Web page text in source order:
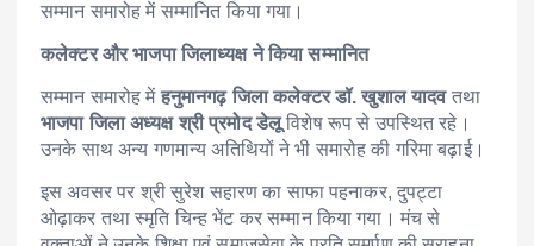
सम्मान समारोह में सम्मानित किया गया।
कलेक्टर और भाजपा जिलाध्यक्ष ने किया सम्मानित
सम्मान समारोह मेंहनुमानगढ़ जिला कलेक्टर डॉ. खुशाल यादवतथा
भाजपा जिला अध्यक्ष श्री प्रमोद डेलूविशेष रूप से उपस्थित रहे।
उनके साथ अन्य गणमान्य अतिथियों ने भी समारोह की गरिमा बढ़ाई।
इस अवसर पर श्री सुरेश सहारण का साफा पहनाकर, दुपट्टा
ओढ़ाकर तथा स्मृति चिन्ह भेंट कर सम्मान किया गया। मंच से